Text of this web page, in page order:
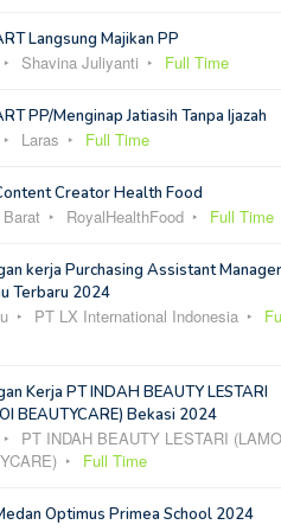
Langsung Majikan PP
Shavina Juliyanti Full Time
PP/Menginap Jatiasih Tanpa Ijazah
Laras Full Time
Creator Health Food
RoyalHealthFood Full Time
kerja Purchasing Assistant Manager
Terbaru 2024
PT LX International Indonesia
Kerja PT INDAH BEAUTY LESTARI
BEAUTYCARE) Bekasi 2024
PT INDAH BEAUTY LESTARI
Full Time
Optimus Primea School 2024